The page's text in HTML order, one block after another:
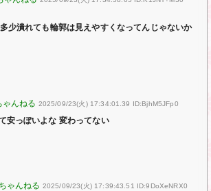
少潰れても輪郭は見えやすくなってんじゃないか
2025/09/23(火) 17:34:01.39 ID:BjhM5JFp0
安っぽいよな 変わってない
2025/09/23(火) 17:39:43.51 ID:9DoXeNRX0